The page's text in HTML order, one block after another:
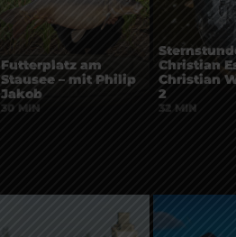
30 MIN
Futterplatz am
Stausee – mit Philip
Jakob
32 MIN
Christian
Christian
2